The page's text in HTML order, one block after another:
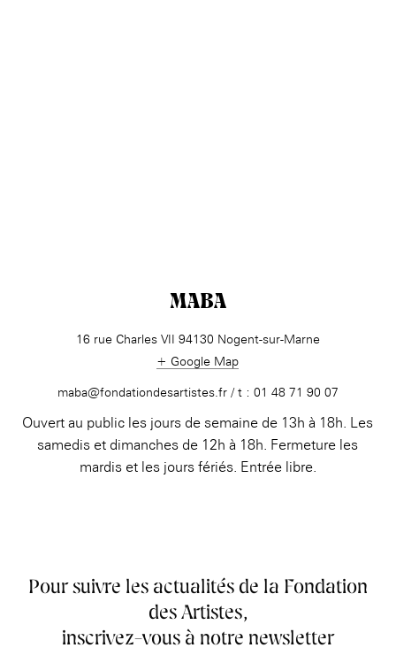
MABA
16 rue Charles VII 94130 Nogent-sur-Marne
+ Google Map
maba@fondationdesartistes.fr / t : 01 48 71 90 07
Ouvert au public les jours de semaine de 13h à 18h. Les
samedis et dimanches de 12h à 18h. Fermeture les
mardis et les jours fériés. Entrée libre.
Pour suivre les actualités de la Fondation
des Artistes,
inscrivez-vous à notre newsletter